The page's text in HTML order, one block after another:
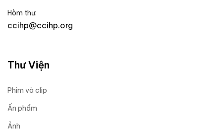
Hòm thư:
ccihp@ccihp.org
Thư Viện
Phim và clip
Ấn phẩm
Ảnh